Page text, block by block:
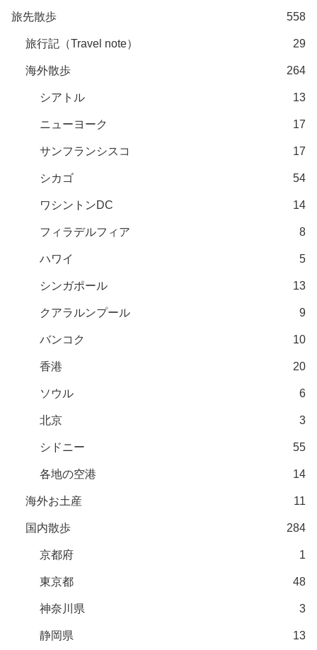
旅先散歩 558
旅行記（Travel note） 29
海外散歩 264
シアトル 13
ニューヨーク 17
サンフランシスコ 17
シカゴ 54
ワシントンDC 14
フィラデルフィア 8
ハワイ 5
シンガポール 13
クアラルンプール 9
バンコク 10
香港 20
ソウル 6
北京 3
シドニー 55
各地の空港 14
海外お土産 11
国内散歩 284
京都府 1
東京都 48
神奈川県 3
静岡県 13